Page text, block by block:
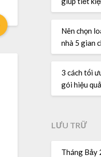
Nên chọn
nhà 5 gian
3 cách tối
gói hiệu quả
LƯU TRỮ
Tháng Bảy